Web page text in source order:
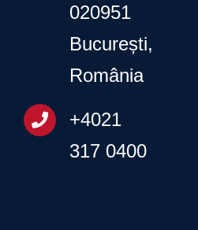
020951
București,
România
+4021
317 0400